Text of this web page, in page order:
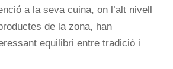
a la seva cuina, on l’alt nivell
de la zona, han
equilibri entre tradició i